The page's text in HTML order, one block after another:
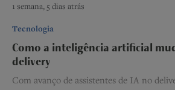
1 semana, 5 dias atrás
Tecnologia
Como a inteligência artificial
delivery
Com avanço de assistentes de IA no